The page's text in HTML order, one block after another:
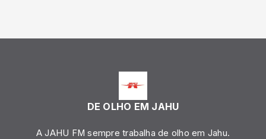
DE OLHO EM JAHU
A JAHU FM sempre trabalha de olho em Jahu.